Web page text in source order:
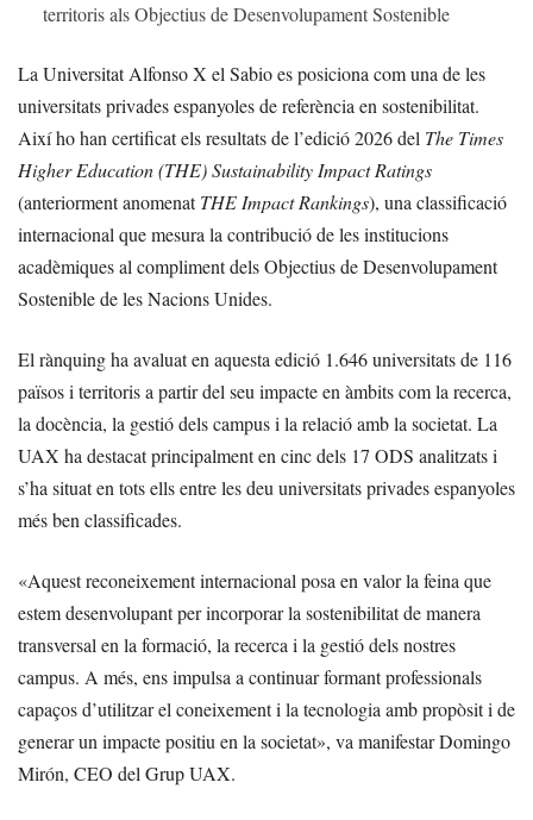
territoris als Objectius de Desenvolupament Sostenible
La Universitat Alfonso X el Sabio es posiciona com una de les
universitats privades espanyoles de referència en sostenibilitat.
Així ho han certificat els resultats de l’edició 2026 del The Times
Higher Education (THE) Sustainability Impact Ratings
(anteriorment anomenatTHE Impact Rankings), una classificació
internacional que mesura la contribució de les institucions
acadèmiques al compliment dels Objectius de Desenvolupament
Sostenible de les Nacions Unides.
El rànquing ha avaluat en aquesta edició 1.646 universitats de 116
països i territoris a partir del seu impacte en àmbits com la recerca,
la docència, la gestió dels campus i la relació amb la societat. La
UAX ha destacat principalment en cinc dels 17 ODS analitzats i
s’ha situat en tots ells entre les deu universitats privades espanyoles
més ben classificades.
«Aquest reconeixement internacional posa en valor la feina que
estem desenvolupant per incorporar la sostenibilitat de manera
transversal en la formació, la recerca i la gestió dels nostres
campus. A més, ens impulsa a continuar formant professionals
capaços d’utilitzar el coneixement i la tecnologia amb propòsit i de
generar un impacte positiu en la societat», va manifestar Domingo
Mirón, CEO del Grup UAX.